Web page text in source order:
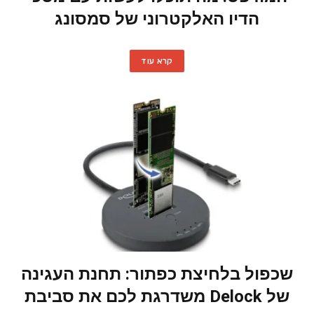
הדיו האלקטרוני של סמסונג
קרא עוד
שכפול בלחיצת כפתור: תחנת העגינה
של Delock משדרגת לכם את סביבת